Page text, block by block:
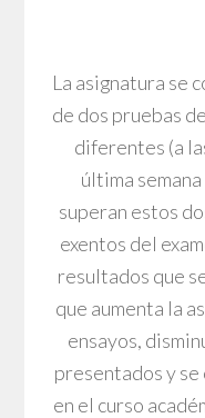
La asignatura se
de dos pruebas
diferentes (a
última
superan estos
exentos del
resultados que
que aumenta la
ensayos,
presentados y
en el curso